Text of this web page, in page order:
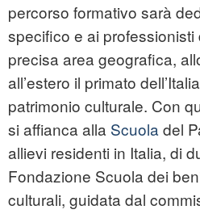
percorso formativo sarà
specifico e ai
precisa area geografica,
all’estero il primato
patrimonio culturale. Con
si affianca alla Scuola del
allievi residenti in Italia, di
Fondazione Scuola dei
culturali, guidata dal